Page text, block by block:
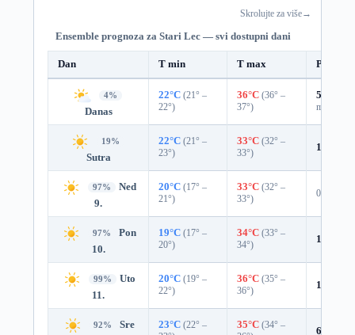
Skrolujte za više→
Ensemble prognoza za Stari Lec — svi dostupni dani
Dan T min T max
4%
Danas
22°C (21° –
22°)
36°C (36° –
37°)
54%
mm)
19%
Sutra
22°C (21° –
23°)
33°C (32° –
33°)
13%
97%
Ned
9.
20°C (17° –
21°)
33°C (32° –
33°)
0%
97%
Pon
10.
19°C (17° –
20°)
34°C (33° –
34°)
1%
99%
Uto
11.
20°C (19° –
22°)
36°C (35° –
36°)
1%
92% Sre 23°C (22° –
35°C (34° –
6%